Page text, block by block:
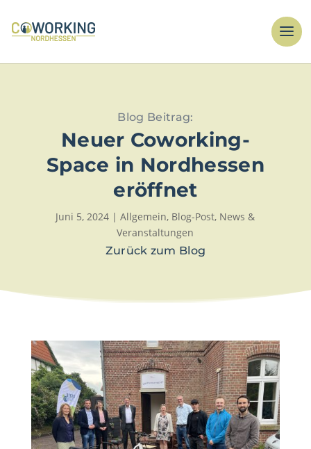
Blog Beitrag:
Neuer Coworking-
Space in Nordhessen
eröffnet
Juni 5, 2024 |Allgemein, Blog-Post, News &
Veranstaltungen
Zurück zum Blog